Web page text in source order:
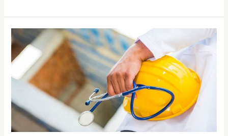
LaborIA
Explorer
met
à
disposition
des
outils
pour